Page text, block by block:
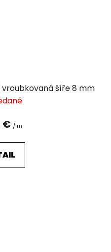
šíře 8 mm
€ / m